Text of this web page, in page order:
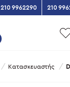
210 9962290 210
Κατασκευαστής